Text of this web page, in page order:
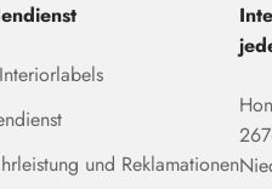
und Reklamationen